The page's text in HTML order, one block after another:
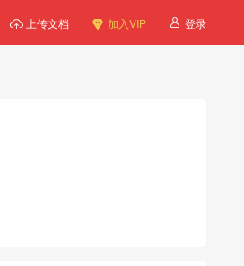
上传文档 加入VIP 登录